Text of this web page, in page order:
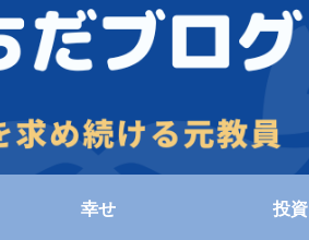
幸せ 投資